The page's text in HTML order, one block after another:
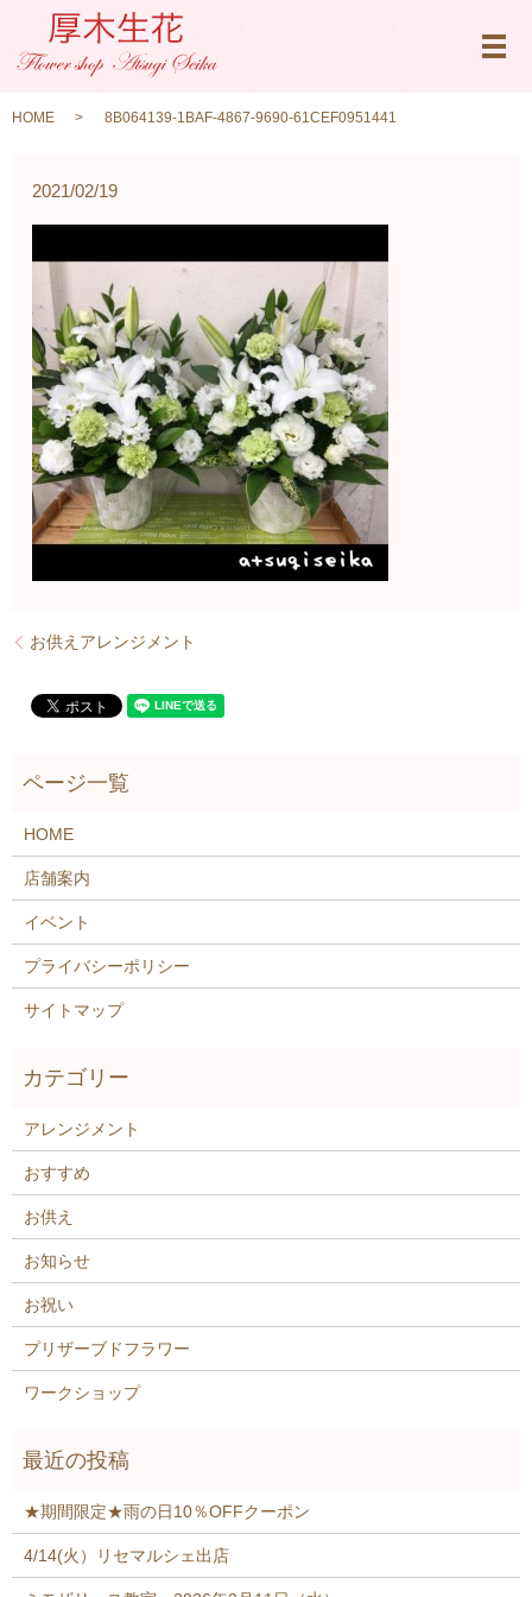
メ
HOME 8B064139-1BAF-4867-9690-61CEF0951441
2021/02/19
お供えアレンジメント
HOME
店舗案内
イベント
プライバシーポリシー
サイトマップ
アレンジメント
おすすめ
お供え
お知らせ
お祝い
プリザーブドフラワー
ワークショップ
★期間限定★雨の日10％OFFクーポン
4/14(火）リセマルシェ出店